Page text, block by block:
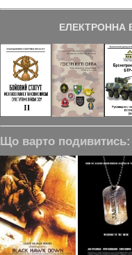
ЕЛЕКТРОННА
Що варто подивитись: